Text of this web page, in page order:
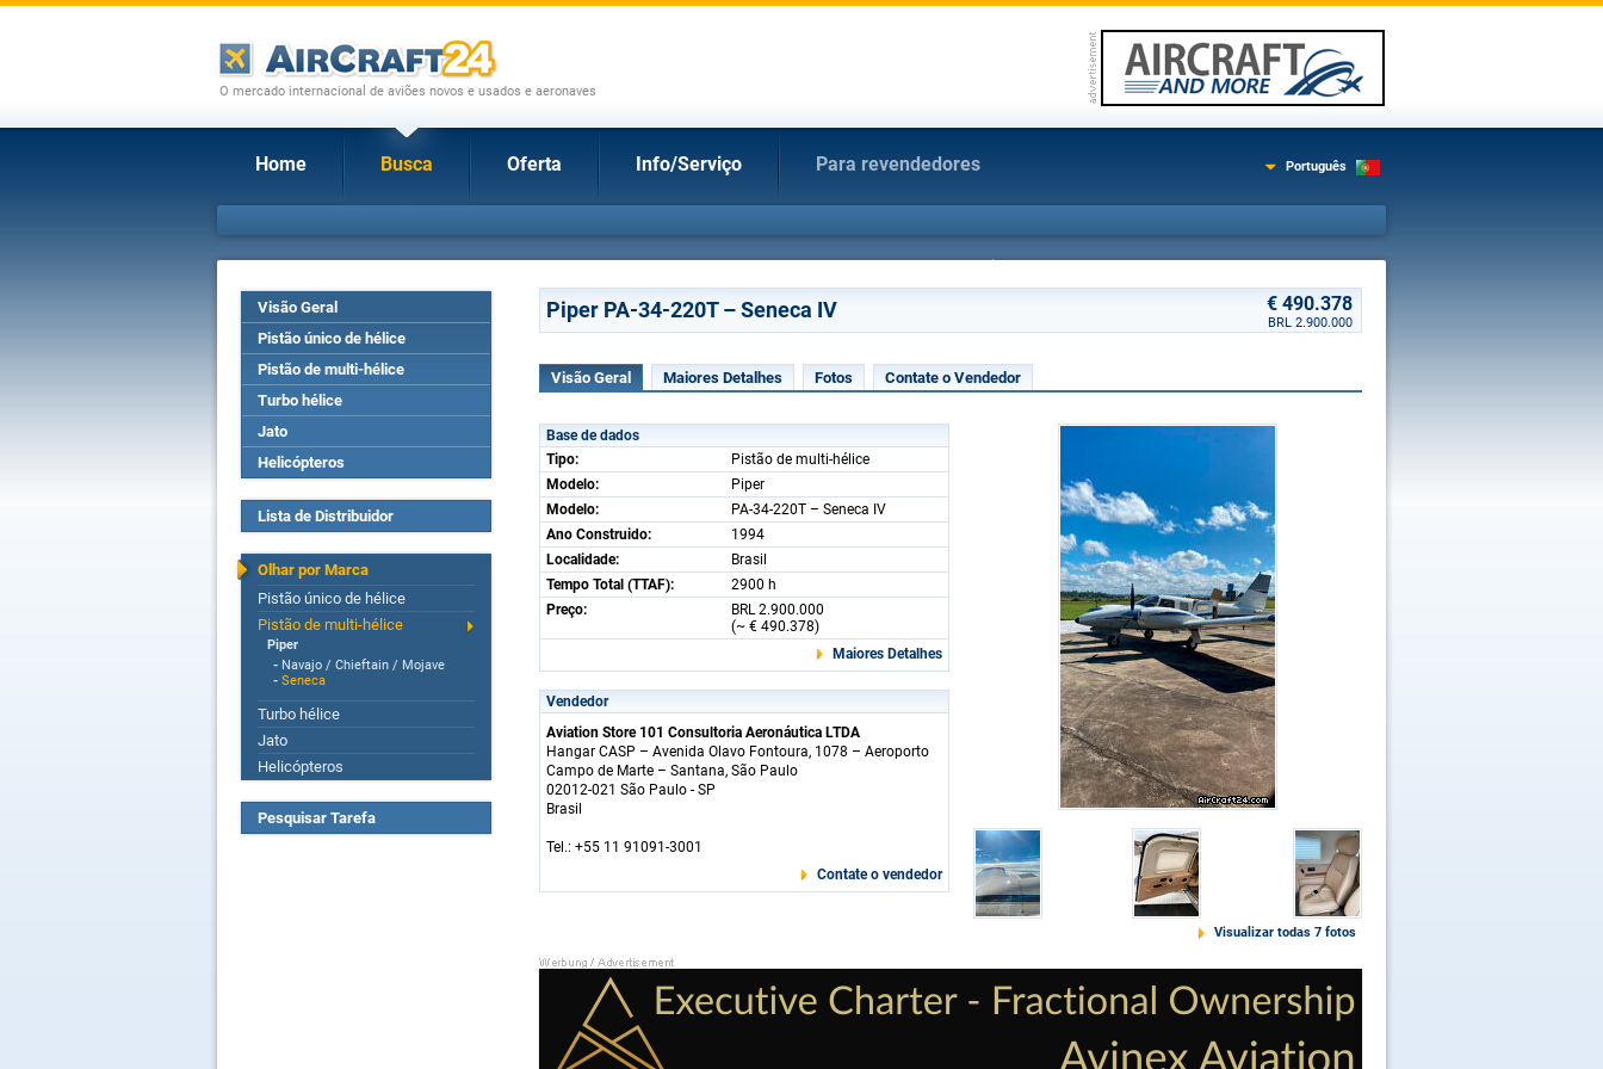
O mercado internacional de aviões novos e usados e aeronaves
Home Busca Oferta Info/Serviço Para revendedores Português
Visão Geral
Pistão único de hélice
Pistão de multi-hélice
Turbo hélice
Jato
Helicópteros
Lista de Distribuidor
Olhar por Marca
Pistão único de hélice
Pistão de multi-hélice
Piper
- Navajo / Chieftain / Mojave
- Seneca
Turbo hélice
Jato
Helicópteros
Pesquisar Tarefa
Piper PA-34-220T – Seneca IV € 490.378
BRL 2.900.000
Visão Geral Maiores Detalhes Fotos Contate o Vendedor
Base de dados
Tipo:
Pistão de multi-hélice
Modelo:
Piper
Modelo:
PA-34-220T – Seneca IV
Ano Construido:
1994
Localidade:
Brasil
Tempo Total (TTAF):
2900 h
Preço:
BRL 2.900.000
(~ € 490.378)
Maiores Detalhes
Vendedor
Aviation Store 101 Consultoria Aeronáutica LTDA
Hangar CASP – Avenida Olavo Fontoura, 1078 – Aeroporto
Campo de Marte – Santana, São Paulo
02012-021 São Paulo - SP
Brasil
Tel.: +55 11 91091-3001
Contate o vendedor
Visualizar todas 7 fotos